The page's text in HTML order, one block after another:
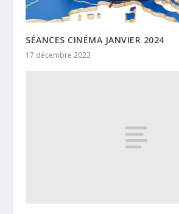
SÉANCES CINÉMA JANVIER 2024
17 décembre 2023